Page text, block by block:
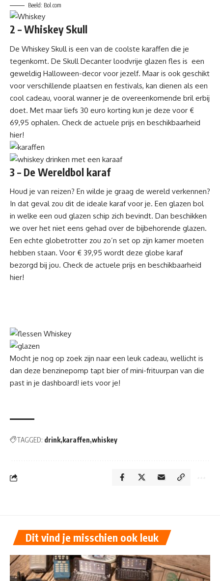
Beeld: Bol.com
2 – Whiskey Skull
De Whiskey Skull is een van de coolste karaffen die je
tegenkomt. De Skull Decanter loodvrije glazen fles is een
geweldig Halloween-decor voor jezelf. Maar is ook geschikt
voor verschillende plaatsen en festivals, kan dienen als een
cool cadeau, vooral wanner je de overeenkomende bril erbij
doet. Met maar liefs 30 euro korting kun je deze voor €
69,95 ophalen. Check de actuele prijs en beschikbaarheid
hier!
3 – De Wereldbol karaf
Houd je van reizen? En wilde je graag de wereld verkennen?
In dat geval zou dit de ideale karaf voor je. Een glazen bol
in welke een oud glazen schip zich bevindt. Dan beschikken
we over het niet eens gehad over de bijbehorende glazen.
Een echte globetrotter zou zo’n set op zijn kamer moeten
hebben staan. Voor € 39,95 wordt deze globe karaf
bezorgd bij jou. Check de actuele prijs en beschikbaarheid
hier!
Mocht je nog op zoek zijn naar een leuk cadeau, wellicht is
dan deze benzinepomp tapt bier ofmini-frituurpan van die
past in je dashboard! iets voor je!
TAGGED: drink karaffen whiskey
Dit vind je misschien ook leuk